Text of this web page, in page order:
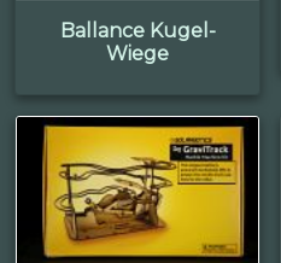
Ballance Kugel-
Wiege